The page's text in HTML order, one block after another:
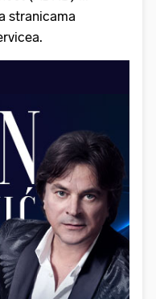
stranicama